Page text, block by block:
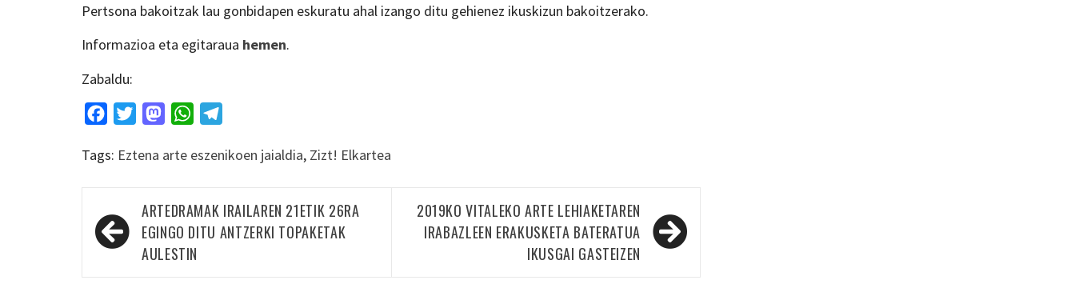
Pertsona bakoitzak lau gonbidapen eskuratu ahal izango ditu gehienez ikuskizun bakoitzerako.
Informazioa eta egitaraua hemen.
Zabaldu:
FacebookTwitterMastodonWhatsApp
Tags: Eztena arte eszenikoen jaialdia, Zizt! Elkartea
Bidalketetan
zehar
nabigatu
ARTEDRAMAK IRAILAREN 21ETIK 26RA
EGINGO DITU ANTZERKI TOPAKETAK
AULESTIN
2019KO VITALEKO ARTE LEHIAKETAREN
IRABAZLEEN ERAKUSKETA BATERATUA
IKUSGAI GASTEIZEN